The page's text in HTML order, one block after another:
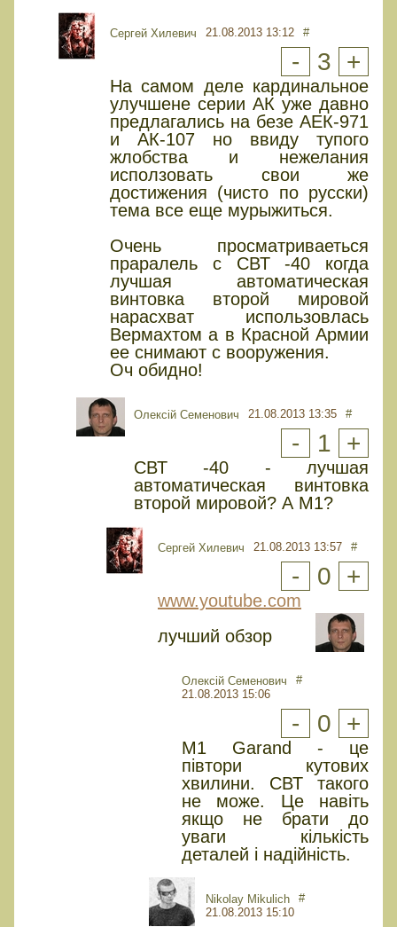
Сергей Хилевич 21.08.2013 13:12 #
- 3 +
На самом деле кардинальное
улучшене серии АК уже давно
предлагались на безе АЕК-971
и АК-107 но ввиду тупого
жлобства и нежелания
исползовать свои же
достижения (чисто по русски)
тема все еще мурыжиться.
Очень просматриваеться
праралель с СВТ -40 когда
лучшая автоматическая
винтовка второй мировой
нарасхват использовлась
Вермахтом а в Красной Армии
ее снимают с вооружения.
Оч обидно!
Олексій Семенович 21.08.2013 13:35 #
- 1 +
СВТ -40 - лучшая
автоматическая винтовка
второй мировой? А М1?
Сергей Хилевич 21.08.2013 13:57 #
- 0 +
www.youtube.com
лучший обзор
Олексій Семенович
21.08.2013 15:06
#
- 0 +
M1 Garand - це
півтори кутових
хвилини. СВТ такого
не може. Це навіть
якщо не брати до
уваги кількість
деталей і надійність.
Nikolay Mikulich
21.08.2013 15:10
#